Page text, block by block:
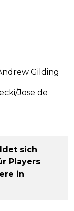
Gilding
Jose de
sich
Players
in